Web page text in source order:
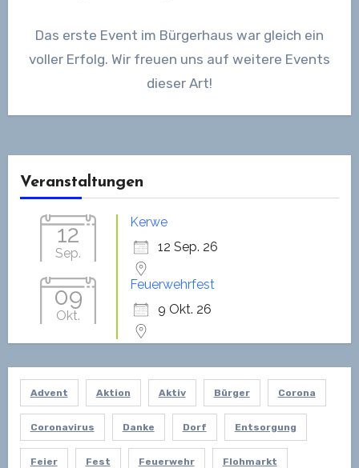
Das erste Event im Bürgerhaus war gleich ein
voller Erfolg. Wir freuen uns auf weitere Events
dieser Art!
Veranstaltungen
12
Sep.
Kerwe
12 Sep. 26
09
Okt.
Feuerwehrfest
9 Okt. 26
Advent Aktion Aktiv Bürger Corona
Coronavirus Danke Dorf Entsorgung
Feier Fest Feuerwehr Flohmarkt